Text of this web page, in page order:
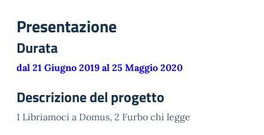
Presentazione
Durata
dal 21 Giugno 2019 al 25 Maggio 2020
Descrizione del progetto
1 Libriamoci a Domus, 2 Furbo chi legge